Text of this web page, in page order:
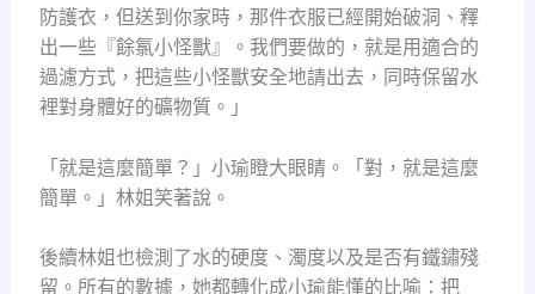
防護衣，但送到你家時，那件衣服已經開始破洞、釋
出一些『餘氯小怪獸』。我們要做的，就是用適合的
過濾方式，把這些小怪獸安全地請出去，同時保留水
裡對身體好的礦物質。」
「就是這麼簡單？」小瑜瞪大眼睛。「對，就是這麼
簡單。」林姐笑著說。
後續林姐也檢測了水的硬度、濁度以及是否有鐵鏽殘
留。所有的數據，她都轉化成小瑜能懂的比喻：把